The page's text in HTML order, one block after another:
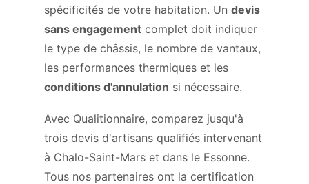
spécificités de votre habitation. Un devis
sans engagement complet doit indiquer
le type de châssis, le nombre de vantaux,
les performances thermiques et les
conditions d'annulation si nécessaire.
Avec Qualitionnaire, comparez jusqu'à
trois devis d'artisans qualifiés intervenant
à Chalo-Saint-Mars et dans le Essonne.
Tous nos partenaires ont la certification